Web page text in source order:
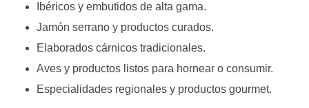
Ibéricos y embutidos de alta gama.
Jamón serrano y productos curados.
Elaborados cárnicos tradicionales.
Aves y productos listos para hornear o consumir.
Especialidades regionales y productos gourmet.